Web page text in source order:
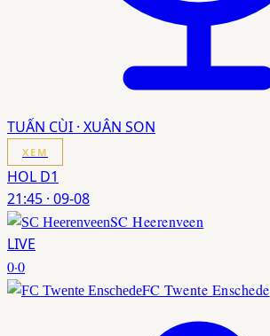
TUẤN CÙI · XUÂN SON
XEM
HOL D1
21:45 · 09-08
SC Heerenveen
LIVE
0·0
FC Twente Enschede